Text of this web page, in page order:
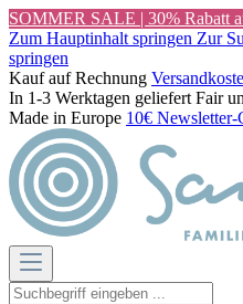
SOMMER SALE | 30% Rabatt
Zum Hauptinhalt springen Zur
springen
Kauf auf Rechnung
In 1-3 Werktagen geliefert Fair
Made in Europe 10€ Newsletter-